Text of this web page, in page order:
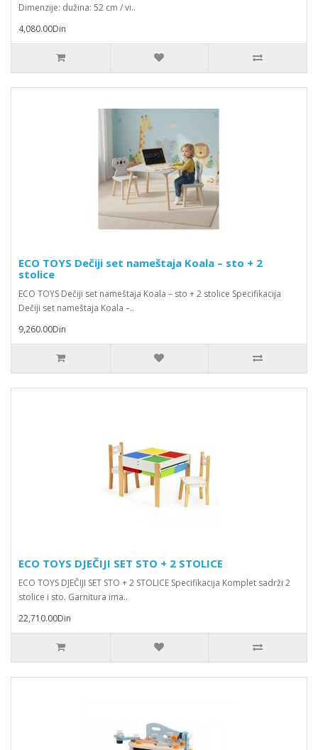
Dimenzije: dužina: 52 cm / vi..
4,080.00Din
ECO TOYS Dečiji set nameštaja Koala – sto + 2
stolice
ECO TOYS Dečiji set nameštaja Koala – sto + 2 stolice Specifikacija
Dečiji set nameštaja Koala –..
9,260.00Din
ECO TOYS DJEČIJI SET STO + 2 STOLICE
ECO TOYS DJEČIJI SET STO + 2 STOLICE Specifikacija Komplet sadrži 2
stolice i sto. Garnitura ima..
22,710.00Din